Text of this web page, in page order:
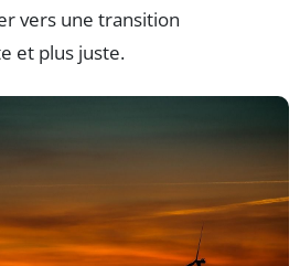
vers une transition
et plus juste.